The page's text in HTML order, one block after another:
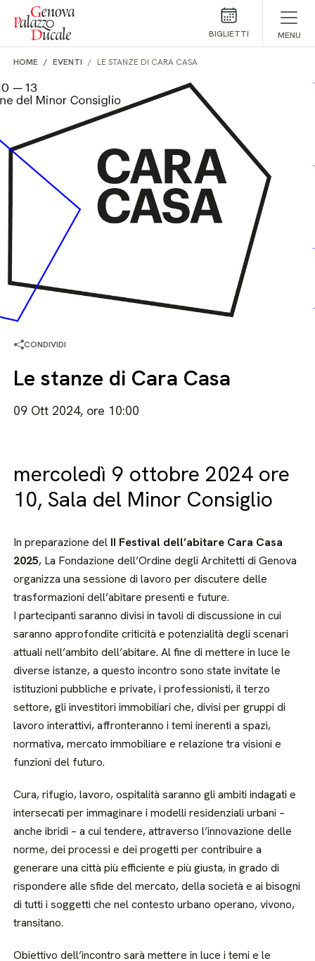
Salta al contenuto
BIGLIETTI MENU
HOME EVENTI LE STANZE DI CARA CASA
CONDIVIDI
Le stanze di Cara Casa
09 Ott 2024, ore 10:00
mercoledì 9 ottobre 2024 ore
10, Sala del Minor Consiglio
In preparazione del II Festival dell’abitare Cara Casa
2025, La Fondazione dell’Ordine degli Architetti di Genova
organizza una sessione di lavoro per discutere delle
trasformazioni dell’abitare presenti e future.
I partecipanti saranno divisi in tavoli di discussione in cui
saranno approfondite criticità e potenzialità degli scenari
attuali nell’ambito dell’abitare. Al fine di mettere in luce le
diverse istanze, a questo incontro sono state invitate le
istituzioni pubbliche e private, i professionisti, il terzo
settore, gli investitori immobiliari che, divisi per gruppi di
lavoro interattivi, affronteranno i temi inerenti a spazi,
normativa, mercato immobiliare e relazione tra visioni e
funzioni del futuro.
Cura, rifugio, lavoro, ospitalità saranno gli ambiti indagati e
intersecati per immaginare i modelli residenziali urbani –
anche ibridi – a cui tendere, attraverso l’innovazione delle
norme, dei processi e dei progetti per contribuire a
generare una città più efficiente e più giusta, in grado di
rispondere alle sfide del mercato, della società e ai bisogni
di tutti i soggetti che nel contesto urbano operano, vivono,
transitano.
Obiettivo dell’incontro sarà mettere in luce i temi e le